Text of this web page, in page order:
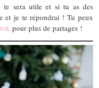
te sera utile et si tu as des
et je te répondrai ! Tu peux
pour plus de partages !